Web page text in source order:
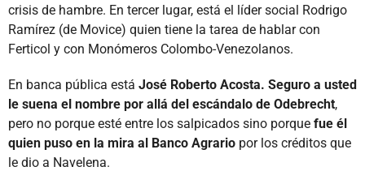
crisis de hambre. En tercer lugar, está el líder social Rodrigo
Ramírez (de Movice) quien tiene la tarea de hablar con
Ferticol y con Monómeros Colombo-Venezolanos.
En banca pública está José Roberto Acosta. Seguro a usted
le suena el nombre por allá del escándalo de Odebrecht,
pero no porque esté entre los salpicados sino porque fue él
quien puso en la mira al Banco Agrario por los créditos que
le dio a Navelena.